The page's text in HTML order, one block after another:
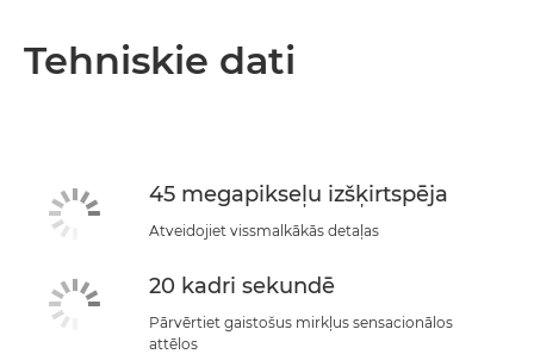
Tehniskie dati
45 megapikseļu izšķirtspēja
Atveidojiet vissmalkākās detaļas
20 kadri sekundē
Pārvērtiet gaistošus mirkļus sensacionālos
attēlos